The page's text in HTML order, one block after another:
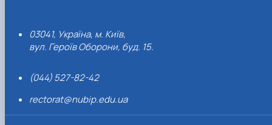
03041, Україна, м. Київ,
вул. Героїв Оборони, буд. 15.
(044) 527-82-42
rectorat@nubip.edu.ua